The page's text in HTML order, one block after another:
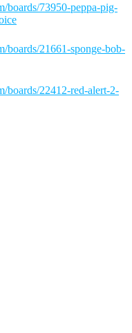
boards/73950-peppa-pig-
boards/21661-sponge-bob-
boards/22412-red-alert-2-